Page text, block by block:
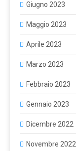
Giugno 2023
Maggio 2023
Aprile 2023
Marzo 2023
Febbraio 2023
Gennaio 2023
Dicembre 2022
Novembre 2022